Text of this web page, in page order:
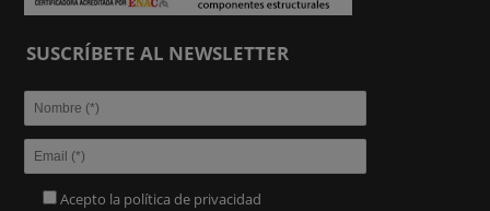
SUSCRÍBETE AL NEWSLETTER
Acepto la política de privacidad